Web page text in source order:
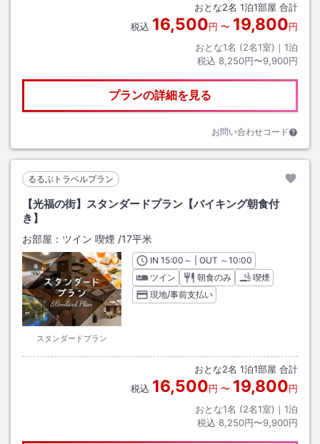
おとな2名 1泊1部屋 合計
税込 16,500円 〜 19,800円
おとな1名 (2名1室)｜ 1泊
税込 8,250円〜9,900円
プランの詳細を見る
お問い合わせコード
るるぶトラベルプラン
【光福の街】スタンダードプラン【バイキング朝食付
き】
お部屋： ツイン 喫煙 /17平米
スタンダードプラン
INチェックイン
15:00 ～ | OUT チェックアウト
～10:00
ツイン
朝食のみ
喫煙
現地/事前支払い
おとな2名 1泊1部屋 合計
税込 16,500円 〜 19,800円
おとな1名 (2名1室)｜ 1泊
税込 8,250円〜9,900円